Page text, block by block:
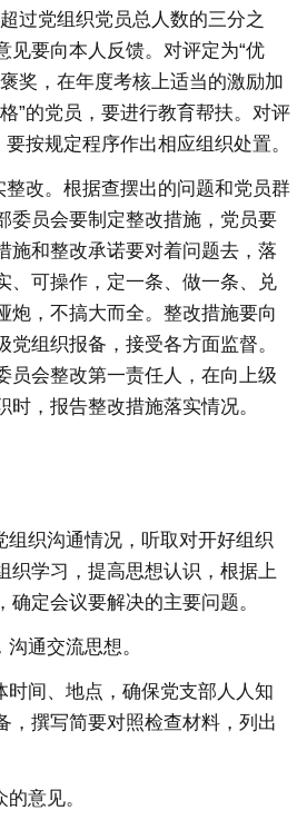
过党组织党员总人数的三分之
见要向本人反馈。对评定为“优
奖，在年度考核上适当的激励加
”的党员，要进行教育帮扶。对评
要按规定程序作出相应组织处置。
整改。根据查摆出的问题和党员群
委员会要制定整改措施，党员要
施和整改承诺要对着问题去，落
、可操作，定一条、做一条、兑
炮，不搞大而全。整改措施要向
党组织报备，接受各方面监督。
员会整改第一责任人，在向上级
时，报告整改措施落实情况。
组织沟通情况，听取对开好组织
织学习，提高思想认识，根据上
确定会议要解决的主要问题。
通交流思想。
时间、地点，确保党支部人人知
，撰写简要对照检查材料，列出
意见。